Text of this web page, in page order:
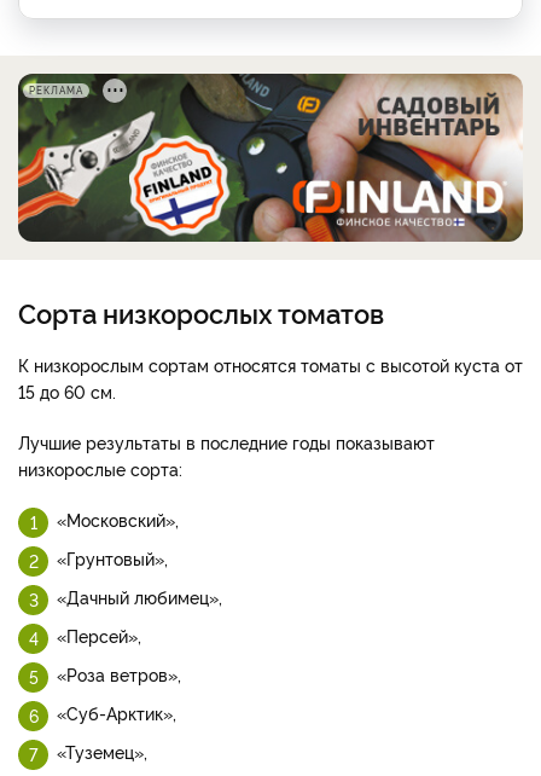
РЕКЛАМА
Сорта низкорослых томатов
К низкорослым сортам относятся томаты с высотой куста от
15 до 60 см.
Лучшие результаты в последние годы показывают
низкорослые сорта:
«Московский»,
«Грунтовый»,
«Дачный любимец»,
«Персей»,
«Роза ветров»,
«Суб-Арктик»,
«Туземец»,